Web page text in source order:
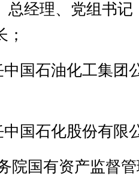
总经理、党组书
中国石油化工集团
中国石化股份有限
院国有资产监督